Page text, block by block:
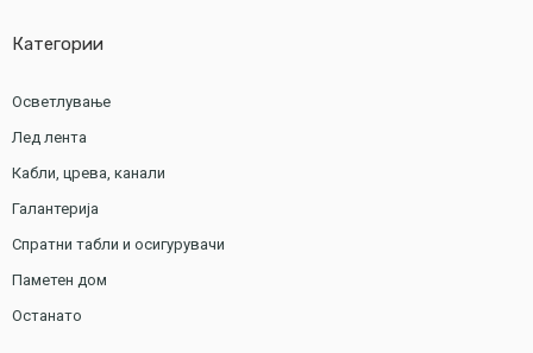
Категории
Осветлување
Лед лента
Кабли, црева, канали
Галантерија
Спратни табли и осигурувачи
Паметен дом
Останато